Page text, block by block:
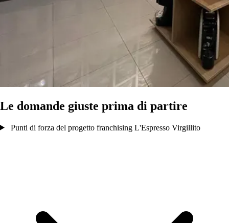
Le domande giuste prima di partire
Punti di forza del progetto franchising L'Espresso Virgillito